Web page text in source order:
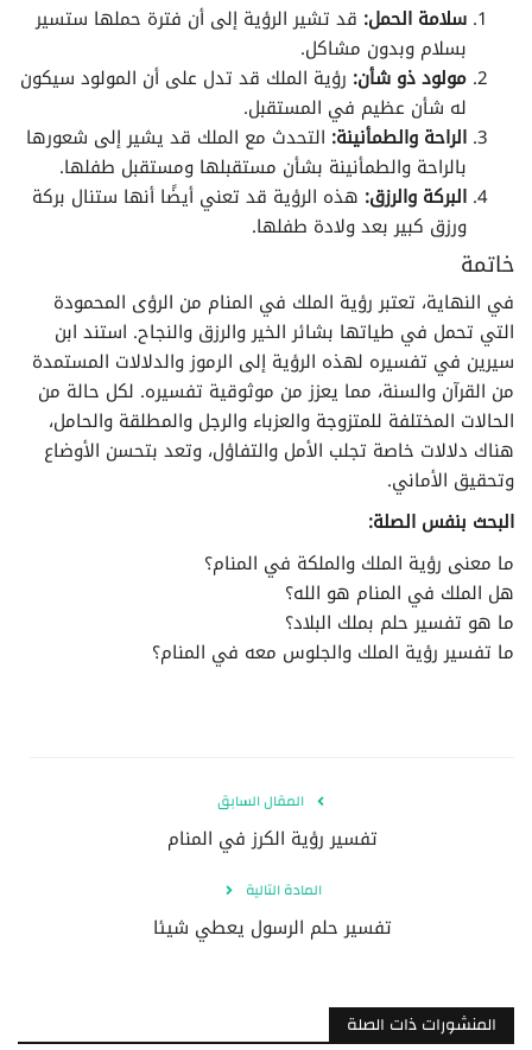
سلامة الحمل: قد تشير الرؤية إلى أن فترة حملها ستسير
بسلام وبدون مشاكل.
مولود ذو شأن: رؤية الملك قد تدل على أن المولود سيكون
له شأن عظيم في المستقبل.
الراحة والطمأنينة: التحدث مع الملك قد يشير إلى شعورها
بالراحة والطمأنينة بشأن مستقبلها ومستقبل طفلها.
البركة والرزق: هذه الرؤية قد تعني أيضًا أنها ستنال بركة
ورزق كبير بعد ولادة طفلها.
خاتمة
في النهاية، تعتبر رؤية الملك في المنام من الرؤى المحمودة
التي تحمل في طياتها بشائر الخير والرزق والنجاح. استند ابن
سيرين في تفسيره لهذه الرؤية إلى الرموز والدلالات المستمدة
من القرآن والسنة، مما يعزز من موثوقية تفسيره. لكل حالة من
الحالات المختلفة للمتزوجة والعزباء والرجل والمطلقة والحامل،
هناك دلالات خاصة تجلب الأمل والتفاؤل، وتعد بتحسن الأوضاع
وتحقيق الأماني.
البحث بنفس الصلة:
ما معنى رؤية الملك والملكة في المنام؟
هل الملك في المنام هو الله؟
ما هو تفسير حلم بملك البلاد؟
ما تفسير رؤية الملك والجلوس معه في المنام؟
المقال السابق
تفسير رؤية الكرز في المنام
المادة التالية
تفسير حلم الرسول يعطي شيئا
المنشورات ذات الصلة